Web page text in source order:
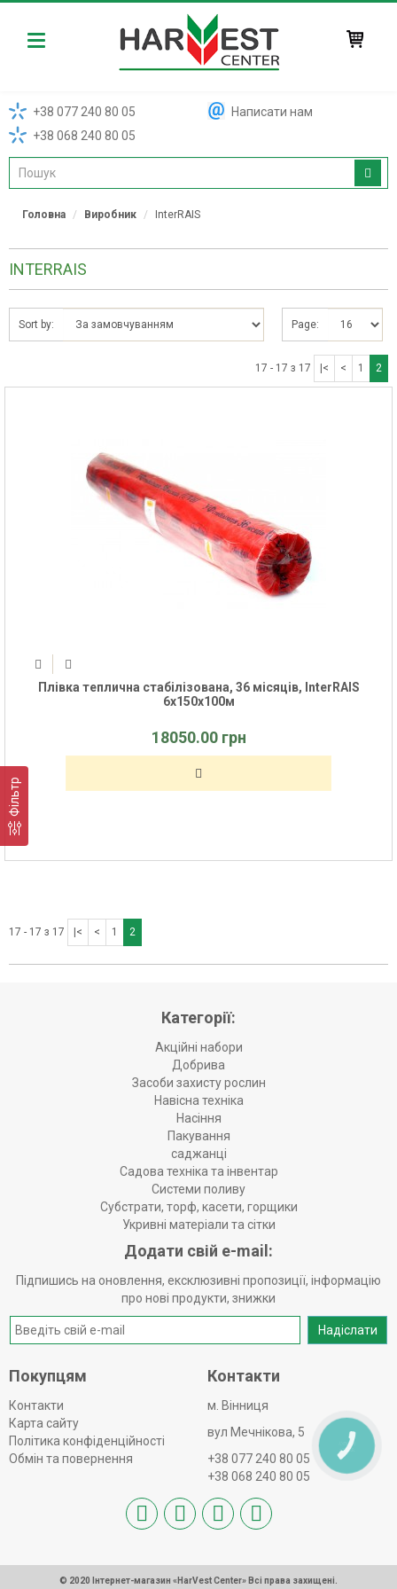
Harvest
+38 077 240 80 05
+38 068 240 80 05
Написати нам
Головна Виробник InterRAIS
Фільтр
INTERRAIS
Sort by: Page:
17 - 17 з 17 |< < 1 2
Плівка теплична стабілізована, 36 місяців, InterRAIS
6x150x100м
18050.00 грн
17 - 17 з 17 |< < 1 2
Категорії:
Акційні набори
Добрива
Засоби захисту рослин
Навісна техніка
Насіння
Пакування
саджанці
Садова техніка та інвентар
Системи поливу
Субстрати, торф, касети, горщики
Укривні матеріали та сітки
Додати свій e-mail:
Підпишись на оновлення, ексклюзивні пропозиції, інформацію
про нові продукти, знижки
Надіслати
Покупцям
Контакти
Карта сайту
Політика конфіденційності
Обмін та повернення
Контакти
м. Вінниця
вул Мечнікова, 5
+38 077 240 80 05
+38 068 240 80 05
© 2020 Інтернет-магазин «HarVest Center» Всі права захищені.
КНОПКА
ЗВ'ЯЗКУ